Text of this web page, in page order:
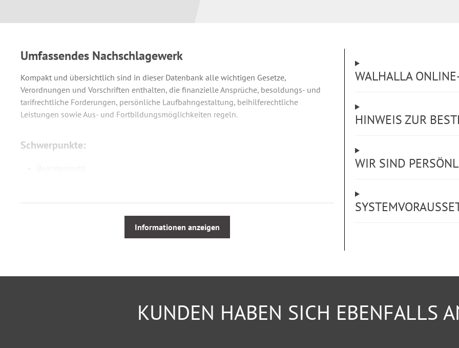
Umfassendes Nachschlagewerk
Kompakt und übersichtlich sind in dieser Datenbank alle wichtigen Gesetze,
Verordnungen und Vorschriften enthalten, die finanzielle Ansprüche, besoldungs- und
tarifrechtliche Forderungen, persönliche Laufbahngestaltung, beihilferechtliche
Leistungen sowie Aus- und Fortbildungsmöglichkeiten regeln.
Schwerpunkte:
Staats- und Verfassungsrecht
Informationen anzeigen
WALHALLA
HINWEIS ZUR
WIR SIND
KUNDEN HABEN SICH EBENFALLS